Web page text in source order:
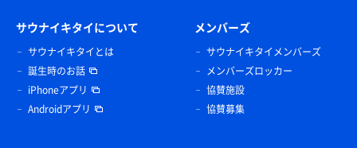
サウナイキタイについて
サウナイキタイとは
誕生時のお話
iPhoneアプリ
Androidアプリ
メンバーズ
サウナイキタイメンバーズ
メンバーズロッカー
協賛施設
協賛募集